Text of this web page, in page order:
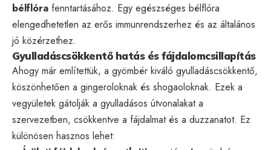
bélflóra fenntartásához. Egy egészséges bélflóra
elengedhetetlen az erős immunrendszerhez és az általános
jó közérzethez.
Gyulladáscsökkentő hatás és fájdalomcsillapítás
Ahogy már említettük, a gyömbér kiváló gyulladáscsökkentő,
köszönhetően a gingeroloknak és shogaoloknak. Ezek a
vegyületek gátolják a gyulladásos útvonalakat a
szervezetben, csökkentve a fájdalmat és a duzzanatot. Ez
különösen hasznos lehet: